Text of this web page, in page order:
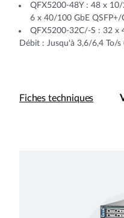
QFX5200-48Y : 48 x 10/
6 x 40/100 GbE QSFP+/
QFX5200-32C/-S : 32 x
Débit : Jusqu'à 3,6/6,4 To/s
Fiches techniques